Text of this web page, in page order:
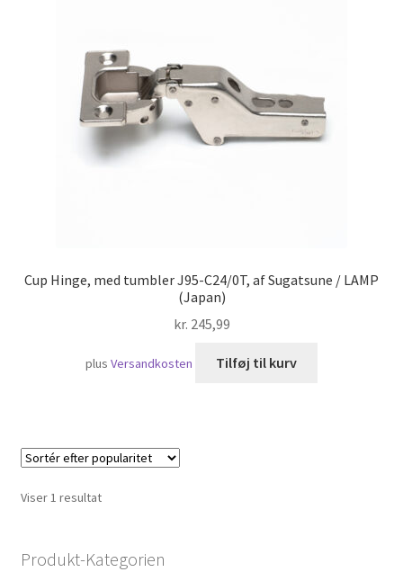
Cup Hinge, med tumbler J95-C24/0T, af Sugatsune / LAMP
(Japan)
kr. 245,99
plusVersandkosten Tilføj til kurv
Viser 1 resultat
Produkt-Kategorien